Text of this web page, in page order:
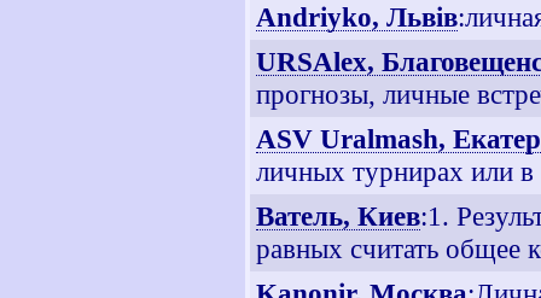
Andriyko, Львiв
URSAlex,
прогнозы, личные
ASV Uralmash,
личных турнирах или
Ватель, Киев:1.
равных считать общее